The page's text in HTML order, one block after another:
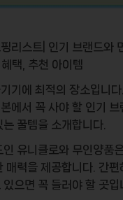
리스트| 인기 브랜드와
혜택, 추천 아이템
기에 최적의 장소입니다
에서 꼭 사야 할 인기 브
꿀템을 소개합니다.
인 유니클로와 무인양품
매력을 제공합니다. 간편
으면 꼭 들러야 할 곳입